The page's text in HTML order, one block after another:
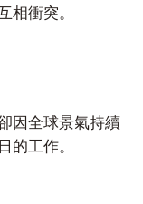
相衝突。
因全球景氣持續
的工作。